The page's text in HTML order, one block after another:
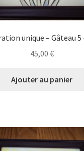
unique – Gâteau 5
45,00 €
Ajouter au panier